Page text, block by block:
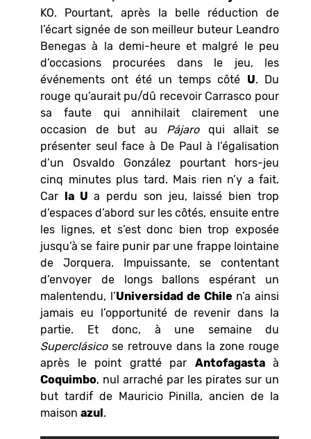
KO. Pourtant, après la belle réduction de
l’écart signée de son meilleur buteur Leandro
Benegas à la demi-heure et malgré le peu
d’occasions procurées dans le jeu, les
événements ont été un temps côté U. Du
rouge qu’aurait pu/dû recevoir Carrasco pour
sa faute qui annihilait clairement une
occasion de but au Pájaroqui allait se
présenter seul face à De Paul à l’égalisation
d’un Osvaldo González pourtant hors-jeu
cinq minutes plus tard. Mais rien n’y a fait.
Car la U a perdu son jeu, laissé bien trop
d’espaces d’abord sur les côtés, ensuite entre
les lignes, et s’est donc bien trop exposée
jusqu’à se faire punir par une frappe lointaine
de Jorquera. Impuissante, se contentant
d’envoyer de longs ballons espérant un
malentendu, l’Universidad de Chile n’a ainsi
jamais eu l’opportunité de revenir dans la
partie. Et donc, à une semaine du
Superclásicose retrouve dans la zone rouge
après le point gratté par Antofagastaà
Coquimbo, nul arraché par les pirates sur un
but tardif de Mauricio Pinilla, ancien de la
maison azul.